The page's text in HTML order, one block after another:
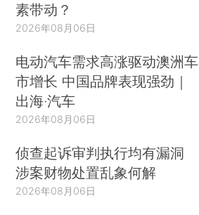
素带动？
2026年08月06日
电动汽车需求高涨驱动澳洲车
市增长 中国品牌表现强劲｜
出海·汽车
2026年08月06日
侦查起诉审判执行均有漏洞
涉案财物处置乱象何解
2026年08月06日